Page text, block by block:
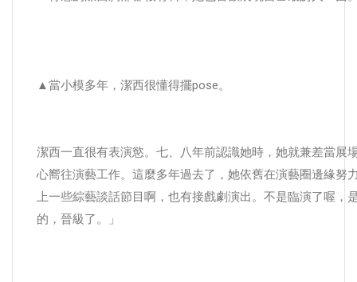
▲當小模多年，潔西很懂得擺pose。
潔西一直很有表演慾。七、八年前認識她時，她就兼差當展
心嚮往演藝工作。這麼多年過去了，她依舊在演藝圈邊緣努
上一些綜藝談話節目啊，也有接戲劇演出。不是臨演了喔，
的，晉級了。」